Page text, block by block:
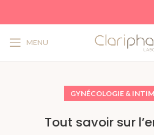
MENU
GYNÉCOLOGIE &
Tout savoir sur